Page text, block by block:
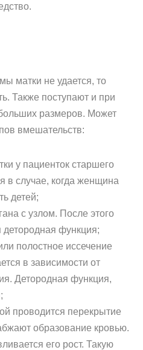
матки не удается, то
Также поступают и при
размеров. Может
вмешательств:
у пациенток старшего
в случае, когда женщина
детей;
с узлом. После этого
детородная функция;
полостное иссечение
в зависимости от
Детородная функция,
проводится перекрытие
образование кровью.
его рост. Такую